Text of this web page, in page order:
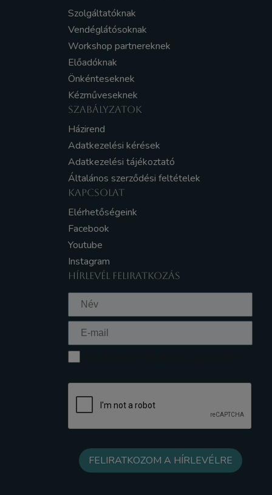
Szolgáltatóknak
Vendéglátósoknak
Workshop partnereknek
Előadóknak
Önkénteseknek
Kézműveseknek
SZABÁLYZATOK
Házirend
Adatkezelési kérések
Adatkezelési tájékoztató
Általános szerződési feltételek
KAPCSOLAT
Elérhetőségeink
Facebook
Youtube
Instagram
HÍRLEVÉL FELIRATKOZÁS